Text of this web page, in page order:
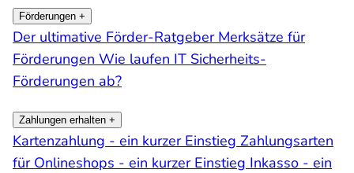
Förderungen +
Der ultimative Förder-Ratgeber Merksätze für
Förderungen Wie laufen IT Sicherheits-
Förderungen ab?
Zahlungen erhalten +
Kartenzahlung - ein kurzer Einstieg Zahlungsarten
für Onlineshops - ein kurzer Einstieg Inkasso - ein